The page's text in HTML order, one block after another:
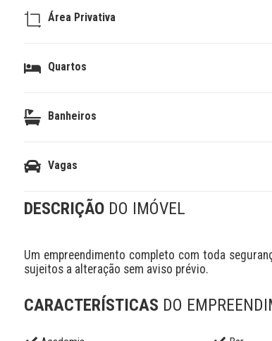
Área Privativa
Quartos
Banheiros
Vagas
DESCRIÇÃO DO IMÓVEL
Um empreendimento completo com toda
sujeitos a alteração sem aviso prévio.
CARACTERÍSTICAS DO